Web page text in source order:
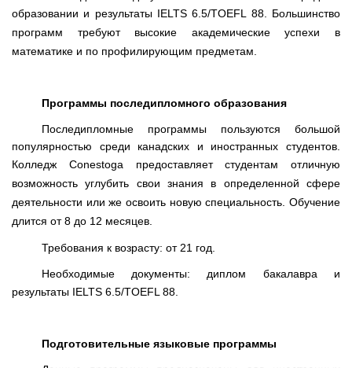
образовании и результаты IELTS 6.5/TOEFL
88. Большинство
программ требуют высокие академические успехи в
математике и по профилирующим предметам.
Программы последипломного образования
Последипломные программы пользуются большой
популярностью среди канадских и иностранных студентов.
Колледж Conestoga предоставляет студентам отличную
возможность углубить свои знания в определенной сфере
деятельности или же освоить новую специальность. Обучение
длится от 8 до 12 месяцев.
Требования к возрасту: от 21 год.
Необходимые документы: диплом бакалавра и
результаты IELTS 6.5/TOEFL 88.
Подготовительные языковые программы